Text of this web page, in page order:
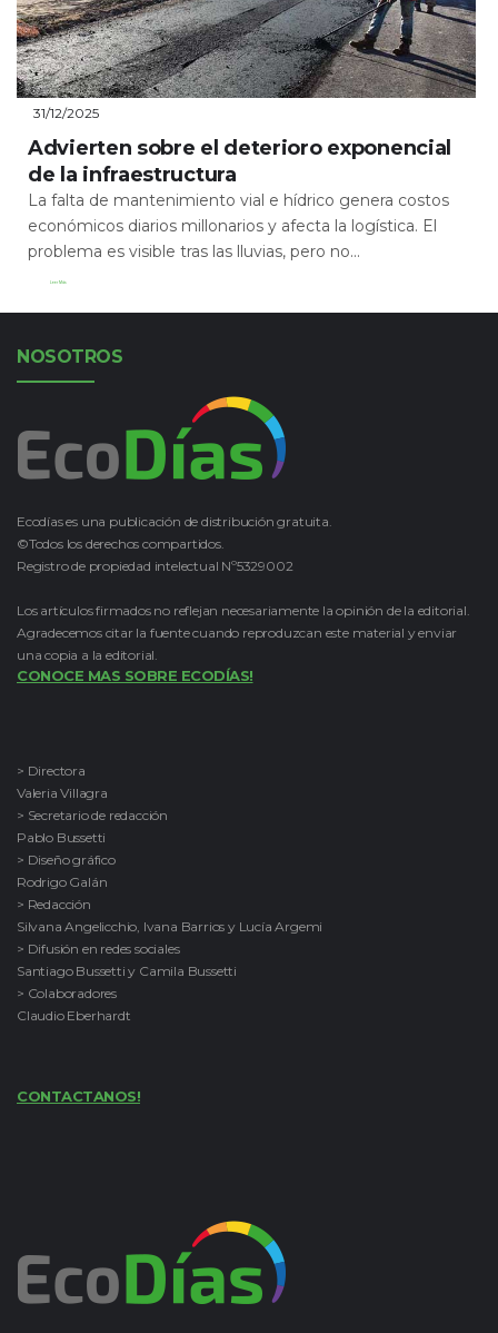
31/12/2025
Advierten sobre el deterioro exponencial
de la infraestructura
La falta de mantenimiento vial e hídrico genera costos
económicos diarios millonarios y afecta la logística. El
problema es visible tras las lluvias, pero no...
Leer Más
NOSOTROS
Ecodías es una publicación de distribución gratuita.
©Todos los derechos compartidos.
Registro de propiedad intelectual Nº5329002
Los artículos firmados no reflejan necesariamente la opinión de la editorial.
Agradecemos citar la fuente cuando reproduzcan este material y enviar
una copia a la editorial.
CONOCE MAS SOBRE ECODÍAS!
> Directora
Valeria Villagra
> Secretario de redacción
Pablo Bussetti
> Diseño gráfico
Rodrigo Galán
> Redacción
Silvana Angelicchio, Ivana Barrios y Lucía Argemi
> Difusión en redes sociales
Santiago Bussetti y Camila Bussetti
> Colaboradores
Claudio Eberhardt
CONTACTANOS!